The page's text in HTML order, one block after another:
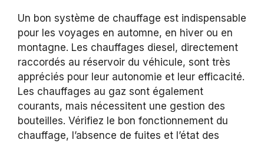
Un bon système de chauffage est indispensable
pour les voyages en automne, en hiver ou en
montagne. Les chauffages diesel, directement
raccordés au réservoir du véhicule, sont très
appréciés pour leur autonomie et leur efficacité.
Les chauffages au gaz sont également
courants, mais nécessitent une gestion des
bouteilles. Vérifiez le bon fonctionnement du
chauffage, l’absence de fuites et l’état des